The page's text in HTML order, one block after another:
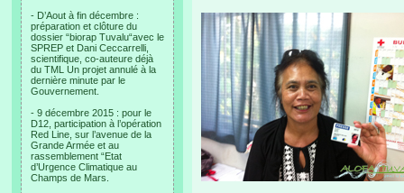
- D’Aout à fin décembre :
préparation et clôture du
dossier “biorap Tuvalu“avec le
SPREP et Dani Ceccarrelli,
scientifique, co-auteure déjà
du TML Un projet annulé à la
dernière minute par le
Gouvernement.
- 9 décembre 2015 : pour le
D12, participation à l’opération
Red Line, sur l’avenue de la
Grande Armée et au
rassemblement “Etat
d’Urgence Climatique au
Champs de Mars.